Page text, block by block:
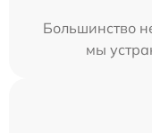
Большинство
мы